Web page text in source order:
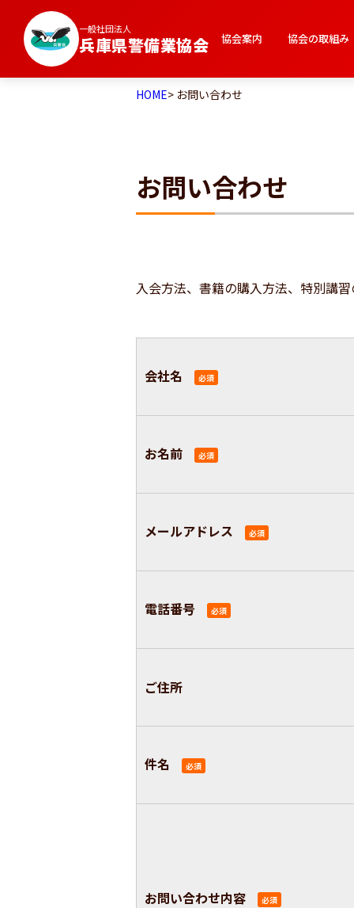
一般社団法人
兵庫県警備業協会 協会案内 協会の取組み
HOME> お問い合わせ
お問い合わせ
入会方法、書籍の購入方法、特別講
会社名 必須
お名前 必須
メールアドレス 必須
電話番号 必須
ご住所
件名 必須
お問い合わせ内容 必須